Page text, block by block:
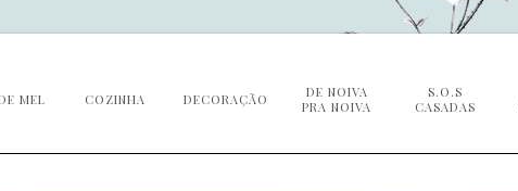
MEL COZINHA DECORAÇÃO
DE NOIVA
PRA NOIVA
S.O.S
CASADAS